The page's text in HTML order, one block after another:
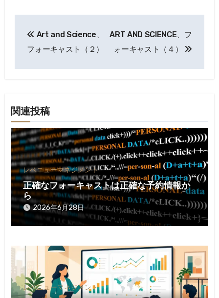
稿
ゲ
ー
シ
ョ
ン
Art and Science、
フォーキャスト（２）
ART AND SCIENCE、フ
ォーキャスト（４）
関連投稿
レベニューマネジメント
正確なフォーキャストは正確な予約情報か
ら
2026年6月28日
レベニューマネジメント